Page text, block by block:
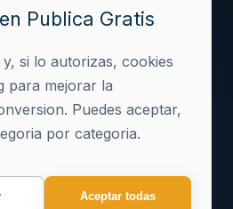
Publica Gratis
si lo autorizas, cookies
para mejorar la
Puedes aceptar,
por categoria.
Aceptar todas